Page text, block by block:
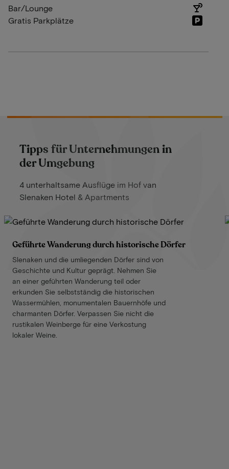
Bar/Lounge
Gratis Parkplätze
Tipps für Unternehmungen in
der Umgebung
4 unterhaltsame Ausflüge im Hof van
Slenaken Hotel & Apartments
Geführte Wanderung durch historische Dörfer
Slenaken und die umliegenden Dörfer sind von
Geschichte und Kultur geprägt. Nehmen Sie
an einer geführten Wanderung teil oder
erkunden Sie selbstständig die historischen
Wassermühlen, monumentalen Bauernhöfe und
charmanten Dörfer. Verpassen Sie nicht die
rustikalen Weinberge für eine Verkostung
lokaler Weine.